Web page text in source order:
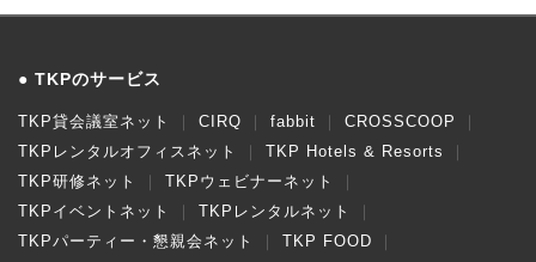
TKPのサービス
TKP貸会議室ネット CIRQ fabbit
CROSSCOOP
TKPレンタルオフィスネット
TKP Hotels & Resorts
TKP研修ネット
TKPウェビナーネット
TKPイベントネット
TKPレンタルネット
TKPパーティー・懇親会ネット
TKP FOOD